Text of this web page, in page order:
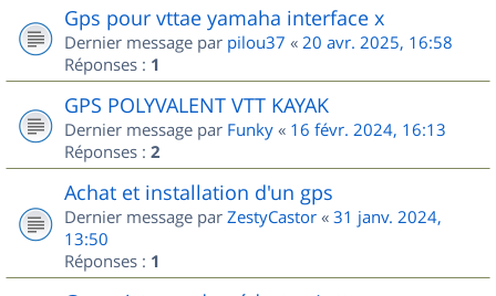
Gps pour vttae yamaha interface x
Dernier message par pilou37 « 20 avr. 2025, 16:58
Réponses : 1
GPS POLYVALENT VTT KAYAK
Dernier message par Funky « 16 févr. 2024, 16:13
Réponses : 2
Achat et installation d'un gps
Dernier message par ZestyCastor « 31 janv. 2024,
13:50
Réponses : 1